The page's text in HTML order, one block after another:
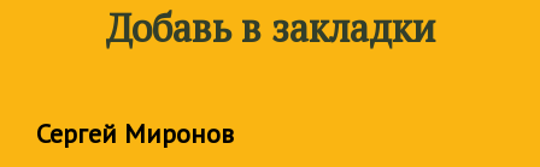
Добавь в закладки
Сергей Миронов